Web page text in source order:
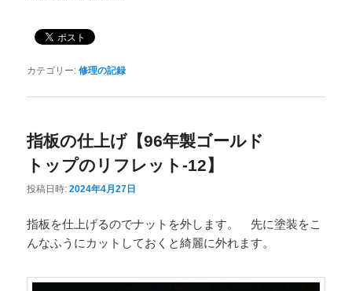
カテゴリー: 修理の記録
指板の仕上げ【96年製ゴールド
トップのリフレット-12】
投稿日時:2024年4月27日
指板を仕上げるのでナットを外します。 先に塗装をこ
んなふうにカットしておくと綺麗に外れます。